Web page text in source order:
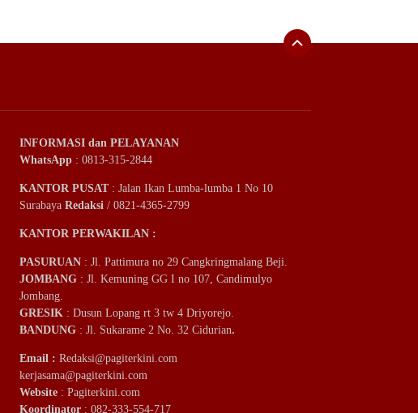
INFORMASI dan PELAYANAN
WhatsApp : 0813-315-2844
KANTOR PUSAT: Jalan Ikan Lumba-lumba 1 No 10
Surabaya Redaksi / 0821-4365-2799
KANTOR PERWAKILAN :
PASURUAN : Jl. Pattimura no 29 Cangkringmalang Beji.
JOMBANG : Jl. Kemuning GG I no 107, Candimulyo
Jombang.
GRESIK : Dusun Lopang rt 3 tw 4 Driyorejo.
BANDUNG : Jl. Sukarame 2 No. 32 Cidurian.
Email : Redaksi@pagiterkini.com
kerjasama@pagiterkini.com
Website : Pagiterkini.com
Koordinator : 082-333-554-717